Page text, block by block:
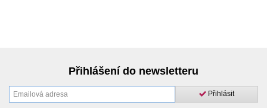
Přihlášení do newsletteru
Přihlásit